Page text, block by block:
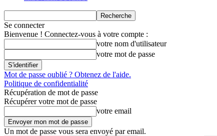
Se connecter
Bienvenue ! Connectez-vous à votre compte :
votre nom d'utilisateur
votre mot de passe
Mot de passe oublié ? Obtenez de l'aide.
Politique de confidentialité
Récupération de mot de passe
Récupérer votre mot de passe
votre email
Un mot de passe vous sera envoyé par email.